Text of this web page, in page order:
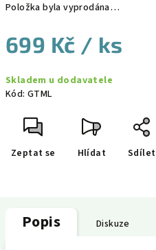
Položka byla vyprodána…
699 Kč / ks
cena:
Skladem u dodavatele
Kód: GTML
Zeptat se Hlídat Sdílet
Popis Diskuze